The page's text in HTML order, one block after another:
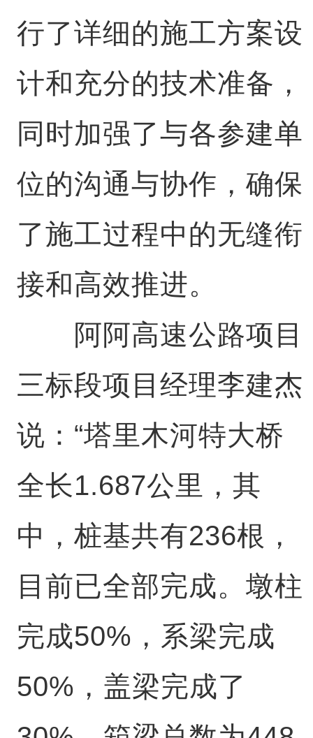
行了详细的施工方案设
计和充分的技术准备，
同时加强了与各参建单
位的沟通与协作，确保
了施工过程中的无缝衔
接和高效推进。
阿阿高速公路项目
三标段项目经理李建杰
说：“塔里木河特大桥
全长1.687公里，其
中，桩基共有236根，
目前已全部完成。墩柱
完成50%，系梁完成
50%，盖梁完成了